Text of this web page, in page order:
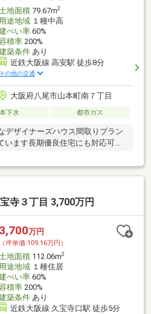
土地面積79.67m2
用途地域１種中高
ぺい率60%
積率200%
築条件あり
近鉄大阪線 高安駅 徒歩8分
その他の交通
大阪府八尾市山本町南７丁目
本下水 都市ガス
デザイナーズハウス間取りプラン
ます長期優良住宅にも対応可能
寺３丁目 3,700万円
3,700万円
（坪単価:109.16万円）
地面積112.06m2
用途地域１種住居
ぺい率60%
積率200%
築条件あり
近鉄大阪線 久宝寺口駅 徒歩5分